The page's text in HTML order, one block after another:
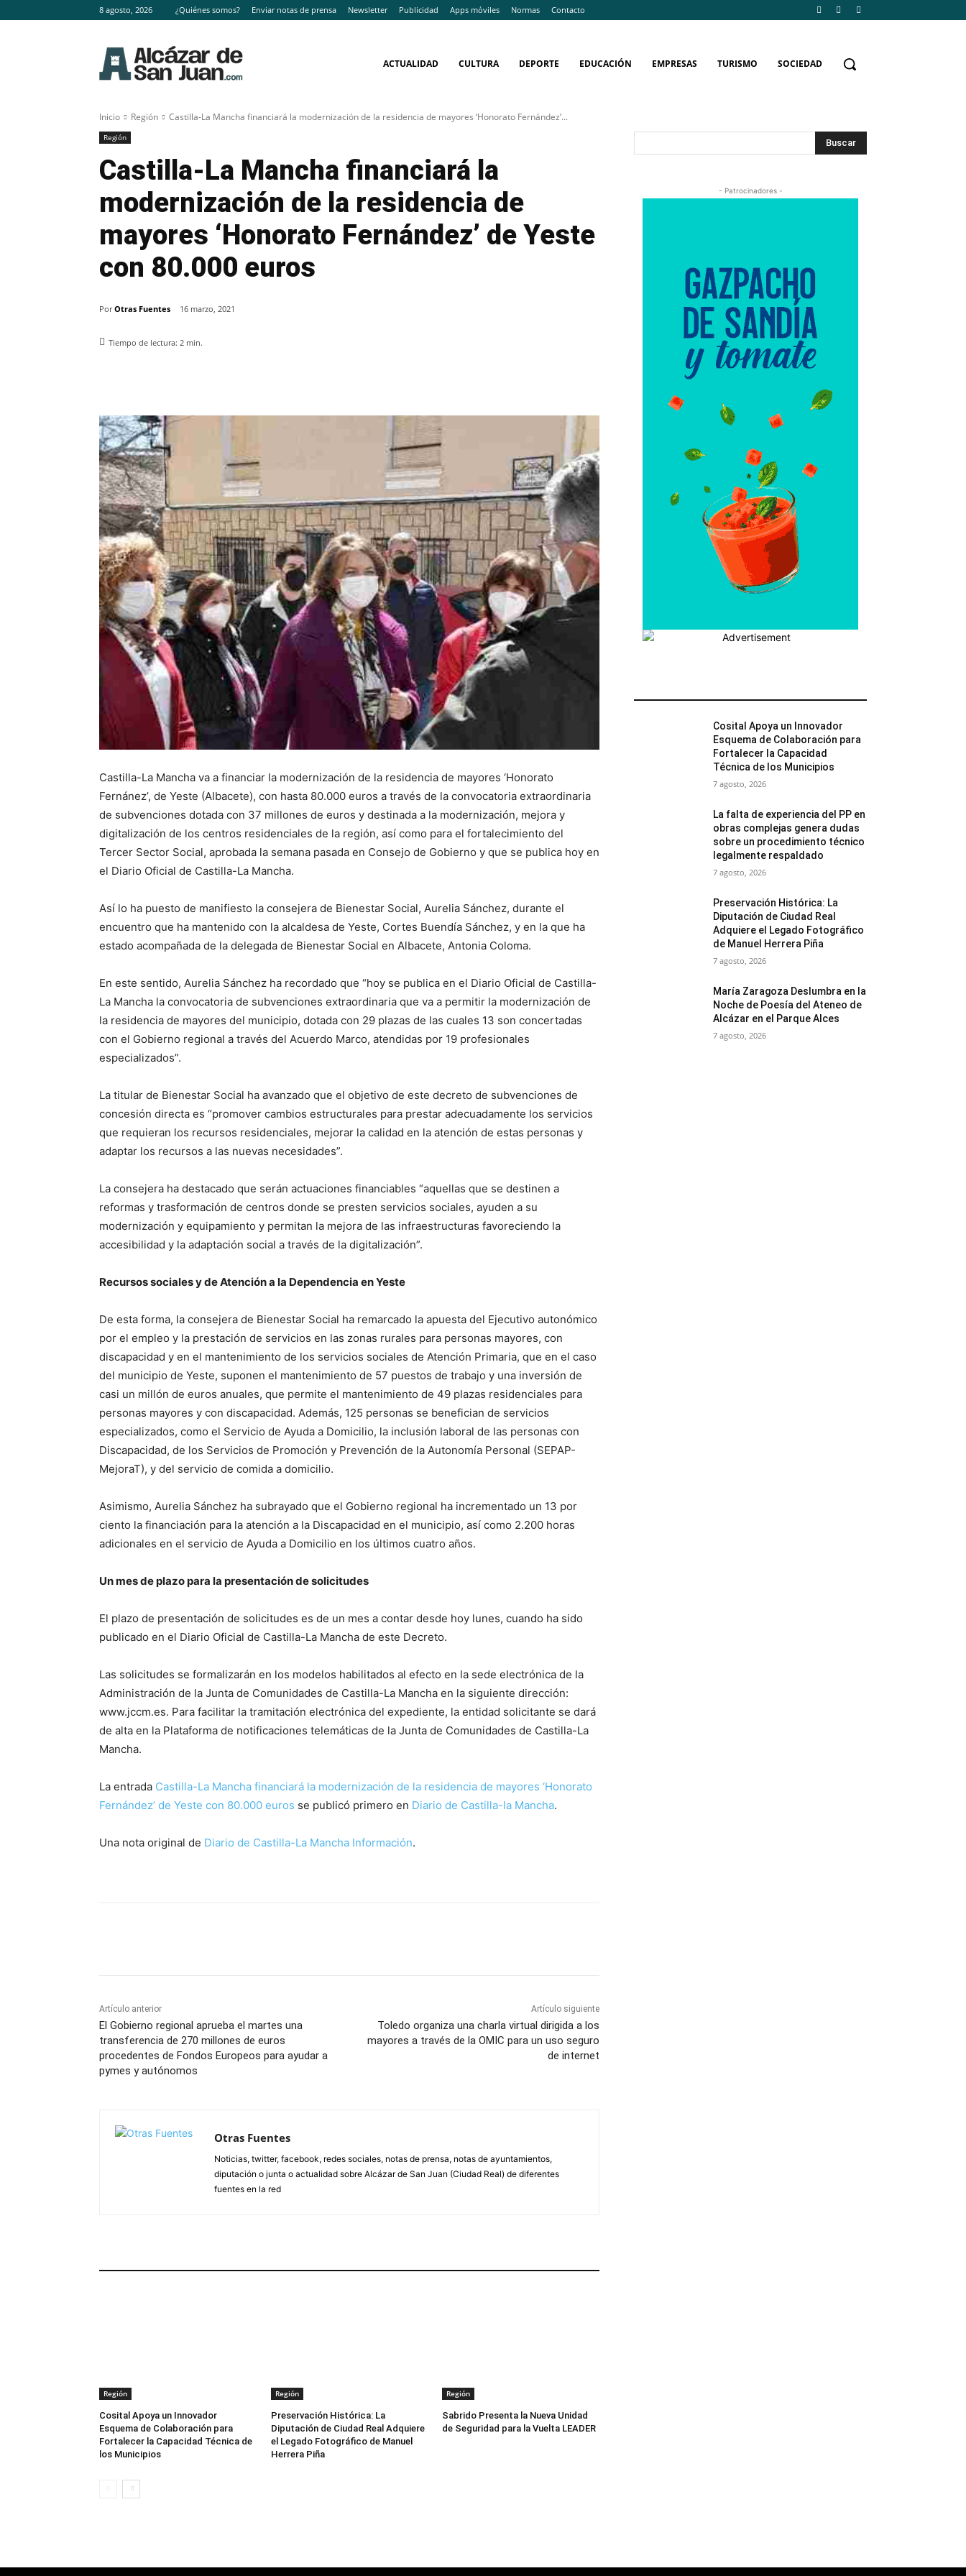
8 agosto, 2026 ¿Quiénes somos? Enviar notas de prensa Newsletter Publicidad Apps móviles Normas Contacto
ACTUALIDAD CULTURA DEPORTE EDUCACIÓN EMPRESAS TURISMO SOCIEDAD
Inicio Región Castilla-La Mancha financiará la modernización de la residencia de mayores ‘Honorato Fernández’...
Región
Castilla-La Mancha financiará la
modernización de la residencia de
mayores ‘Honorato Fernández’ de Yeste
con 80.000 euros
Por Otras Fuentes 16 marzo, 2021
Tiempo de lectura: 2 min.
Castilla-La Mancha va a financiar la modernización de la residencia de mayores ‘Honorato
Fernánez’, de Yeste (Albacete), con hasta 80.000 euros a través de la convocatoria extraordinaria
de subvenciones dotada con 37 millones de euros y destinada a la modernización, mejora y
digitalización de los centros residenciales de la región, así como para el fortalecimiento del
Tercer Sector Social, aprobada la semana pasada en Consejo de Gobierno y que se publica hoy en
el Diario Oficial de Castilla-La Mancha.
Así lo ha puesto de manifiesto la consejera de Bienestar Social, Aurelia Sánchez, durante el
encuentro que ha mantenido con la alcaldesa de Yeste, Cortes Buendía Sánchez, y en la que ha
estado acompañada de la delegada de Bienestar Social en Albacete, Antonia Coloma.
En este sentido, Aurelia Sánchez ha recordado que “hoy se publica en el Diario Oficial de Castilla-
La Mancha la convocatoria de subvenciones extraordinaria que va a permitir la modernización de
la residencia de mayores del municipio, dotada con 29 plazas de las cuales 13 son concertadas
con el Gobierno regional a través del Acuerdo Marco, atendidas por 19 profesionales
especializados”.
La titular de Bienestar Social ha avanzado que el objetivo de este decreto de subvenciones de
concesión directa es “promover cambios estructurales para prestar adecuadamente los servicios
que requieran los recursos residenciales, mejorar la calidad en la atención de estas personas y
adaptar los recursos a las nuevas necesidades”.
La consejera ha destacado que serán actuaciones financiables “aquellas que se destinen a
reformas y trasformación de centros donde se presten servicios sociales, ayuden a su
modernización y equipamiento y permitan la mejora de las infraestructuras favoreciendo la
accesibilidad y la adaptación social a través de la digitalización”.
Recursos sociales y de Atención a la Dependencia en Yeste
De esta forma, la consejera de Bienestar Social ha remarcado la apuesta del Ejecutivo autonómico
por el empleo y la prestación de servicios en las zonas rurales para personas mayores, con
discapacidad y en el mantenimiento de los servicios sociales de Atención Primaria, que en el caso
del municipio de Yeste, suponen el mantenimiento de 57 puestos de trabajo y una inversión de
casi un millón de euros anuales, que permite el mantenimiento de 49 plazas residenciales para
personas mayores y con discapacidad. Además, 125 personas se benefician de servicios
especializados, como el Servicio de Ayuda a Domicilio, la inclusión laboral de las personas con
Discapacidad, de los Servicios de Promoción y Prevención de la Autonomía Personal (SEPAP-
MejoraT), y del servicio de comida a domicilio.
Asimismo, Aurelia Sánchez ha subrayado que el Gobierno regional ha incrementado un 13 por
ciento la financiación para la atención a la Discapacidad en el municipio, así como 2.200 horas
adicionales en el servicio de Ayuda a Domicilio en los últimos cuatro años.
Un mes de plazo para la presentación de solicitudes
El plazo de presentación de solicitudes es de un mes a contar desde hoy lunes, cuando ha sido
publicado en el Diario Oficial de Castilla-La Mancha de este Decreto.
Las solicitudes se formalizarán en los modelos habilitados al efecto en la sede electrónica de la
Administración de la Junta de Comunidades de Castilla-La Mancha en la siguiente dirección:
www.jccm.es. Para facilitar la tramitación electrónica del expediente, la entidad solicitante se dará
de alta en la Plataforma de notificaciones telemáticas de la Junta de Comunidades de Castilla-La
Mancha.
La entrada Castilla-La Mancha financiará la modernización de la residencia de mayores ‘Honorato
Fernández’ de Yeste con 80.000 euros se publicó primero en Diario de Castilla-la Mancha.
Una nota original de Diario de Castilla-La Mancha Información.
Artículo anterior
El Gobierno regional aprueba el martes una
transferencia de 270 millones de euros
procedentes de Fondos Europeos para ayudar a
pymes y autónomos
Artículo siguiente
Toledo organiza una charla virtual dirigida a los
mayores a través de la OMIC para un uso seguro
de internet
Otras Fuentes
Noticias, twitter, facebook, redes sociales, notas de prensa, notas de ayuntamientos,
diputación o junta o actualidad sobre Alcázar de San Juan (Ciudad Real) de diferentes
fuentes en la red
Región
Cosital Apoya un Innovador
Esquema de Colaboración para
Fortalecer la Capacidad Técnica de
los Municipios
Región
Preservación Histórica: La
Diputación de Ciudad Real Adquiere
el Legado Fotográfico de Manuel
Herrera Piña
Región
Sabrido Presenta la Nueva Unidad
de Seguridad para la Vuelta LEADER
Buscar
- Patrocinadores -
Cosital Apoya un Innovador
Esquema de Colaboración para
Fortalecer la Capacidad
Técnica de los Municipios
7 agosto, 2026
La falta de experiencia del PP en
obras complejas genera dudas
sobre un procedimiento técnico
legalmente respaldado
7 agosto, 2026
Preservación Histórica: La
Diputación de Ciudad Real
Adquiere el Legado Fotográfico
de Manuel Herrera Piña
7 agosto, 2026
María Zaragoza Deslumbra en la
Noche de Poesía del Ateneo de
Alcázar en el Parque Alces
7 agosto, 2026